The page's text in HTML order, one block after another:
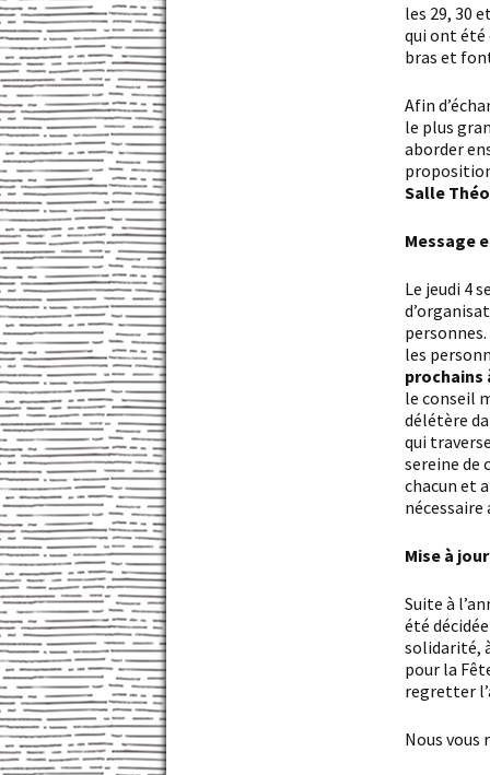
les 29, 30
qui ont été
bras et
Afin d’échanger sur cette situation et de prendre une décision qui puisse être validée par
le plus
aborder
Salle
Le jeudi 4 septembre a eu lieu à Royère-de-Vassivière une réunion du comité
personnes.
les
prochains
le conseil
délétère
qui
sereine de
chacun et
nécessaire
Mise à
Suite à l’annonce de l’annulation de la Fête de la Montagne à Royère-de-Vassivière qui a
été
solidarité,
pour la
regretter
Nous